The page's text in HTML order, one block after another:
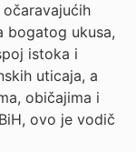
bogatog ukusa,
istoka i
uticaja, a
običajima i
ovo je vodič